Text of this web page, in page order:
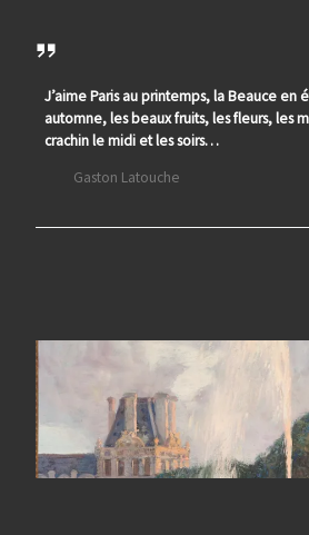
J’aime Paris au printemps, la Beauce en
automne, les beaux fruits, les fleurs, les
crachin le midi et les soirs…
Gaston Latouche